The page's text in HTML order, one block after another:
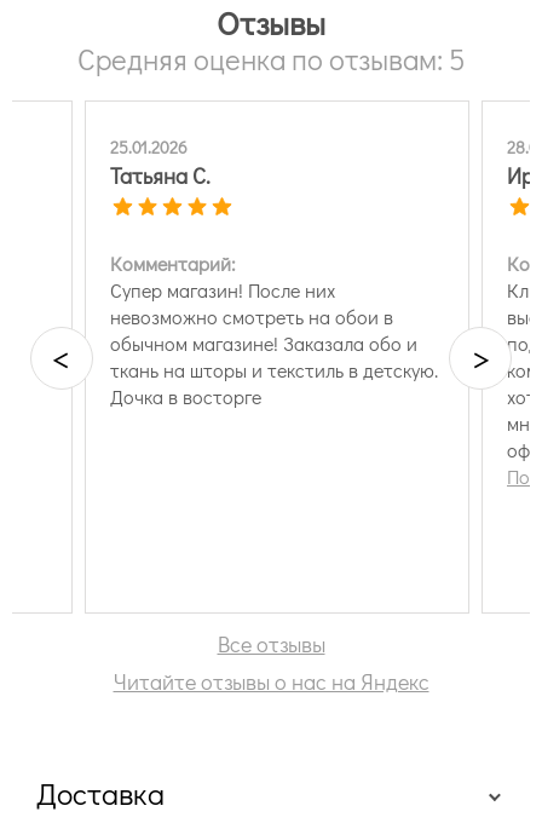
Отзывы
Средняя оценка по отзывам: 5
25.01.2026
Татьяна С.
Комментарий:
Супер магазин! После них
невозможно смотреть на обои в
обычном магазине! Заказала обо и
ткань на шторы и текстиль в детскую.
Дочка в восторге
< >
Все отзывы
Читайте отзывы о нас на Яндекс
Доставка